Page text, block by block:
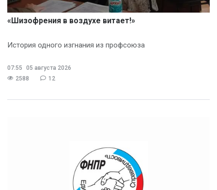
«Шизофрения в воздухе витает!»
История одного изгнания из профсоюза
07:55
05 августа 2026
2588
12